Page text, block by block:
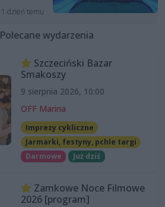
1 dzień temu
Polecane wydarzenia
Szczeciński Bazar
Smakoszy
9 sierpnia 2026, 10:00
OFF Marina
Imprezy cykliczne
Jarmarki, festyny, pchle targi
Darmowe
Już dziś
Zamkowe Noce Filmowe
2026 [program]